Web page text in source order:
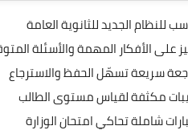
للنظام الجديد للثانوية العامة
على الأفكار المهمة والأسئلة
سريعة تسهّل الحفظ والاسترجاع
مكثفة لقياس مستوى الطالب
شاملة تحاكي امتحان الوزارة